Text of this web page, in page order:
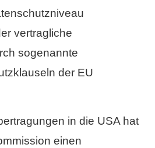
vertragliche
sogenannte
der EU
in die USA hat
einen